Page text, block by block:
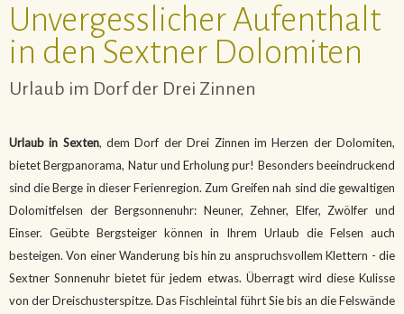
Unvergesslicher Aufenthalt
in den Sextner Dolomiten
Urlaub im Dorf der Drei Zinnen
Urlaub in Sexten, dem Dorf der Drei Zinnen im Herzen der Dolomiten,
bietet Bergpanorama, Natur und Erholung pur! Besonders beeindruckend
sind die Berge in dieser Ferienregion. Zum Greifen nah sind die gewaltigen
Dolomitfelsen der Bergsonnenuhr: Neuner, Zehner, Elfer, Zwölfer und
Einser. Geübte Bergsteiger können in Ihrem Urlaub die Felsen auch
besteigen. Von einer Wanderung bis hin zu anspruchsvollem Klettern - die
Sextner Sonnenuhr bietet für jedem etwas. Überragt wird diese Kulisse
von der Dreischusterspitze. Das Fischleintal führt Sie bis an die Felswände